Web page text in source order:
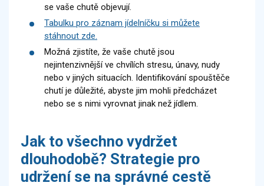
se vaše chutě objevují.
Tabulku pro záznam jídelníčku si můžete
stáhnout zde.
Možná zjistíte, že vaše chutě jsou
nejintenzivnější ve chvílích stresu, únavy, nudy
nebo v jiných situacích. Identifikování spouštěče
chutí je důležité, abyste jim mohli předcházet
nebo se s nimi vyrovnat jinak než jídlem.
Jak to všechno vydržet
dlouhodobě? Strategie pro
udržení se na správné cestě